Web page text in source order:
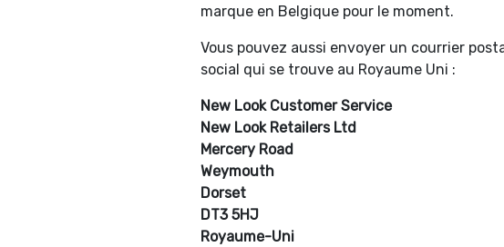
marque en Belgique pour le moment.
Vous pouvez aussi envoyer un courrier
social qui se trouve au Royaume Uni :
New Look Customer Service
New Look Retailers Ltd
Mercery Road
Weymouth
Dorset
DT3 5HJ
Royaume-Uni